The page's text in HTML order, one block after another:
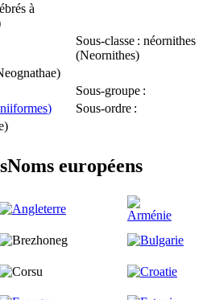
à
Sous-classe : néornithes
(Neornithes)
)
Sous-groupe :
) Sous-ordre :
)
Noms européens